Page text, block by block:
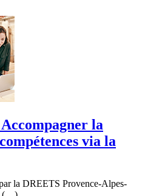
la
via la
la DREETS Provence-Alpes-